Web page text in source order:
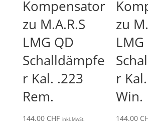
Kompensator
zu M.A.R.S
LMG QD
Schalldämpfe
r Kal. .223
Rem.
144.00 CHF inkl. MwSt.
zu
LMG
r
Win.
144.00